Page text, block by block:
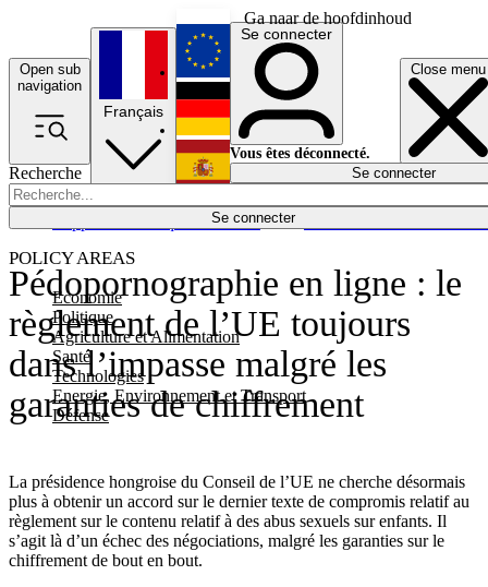
Ga naar de hoofdinhoud
Open sub
navigation
Close menu
Recherche
Se connecter
POLICY AREAS
Economie
Politique
Agriculture et Alimentation
Santé
Technologies
Energie, Environnement et Transport
Défense
Économie
Français
English
Deutsch
Español
Se connecter
Vous êtes déconnecté.
Se connecter
Pédopornographie en ligne : le
règlement de l’UE toujours
dans l’impasse malgré les
garanties de chiffrement
La présidence hongroise du Conseil de l’UE ne cherche désormais
plus à obtenir un accord sur le dernier texte de compromis relatif au
règlement sur le contenu relatif à des abus sexuels sur enfants. Il
s’agit là d’un échec des négociations, malgré les garanties sur le
chiffrement de bout en bout.